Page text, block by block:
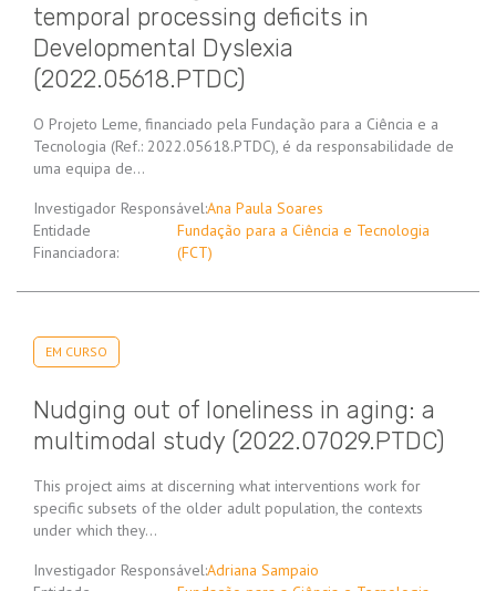
temporal processing deficits in
Developmental Dyslexia
(2022.05618.PTDC)
O Projeto Leme, financiado pela Fundação para a Ciência e a
Tecnologia (Ref.: 2022.05618.PTDC), é da responsabilidade de
uma equipa de…
Investigador Responsável:Ana Paula Soares
Entidade
Financiadora:
Fundação para a Ciência e Tecnologia
(FCT)
EM CURSO
Nudging out of loneliness in aging: a
multimodal study (2022.07029.PTDC)
This project aims at discerning what interventions work for
specific subsets of the older adult population, the contexts
under which they…
Investigador Responsável:Adriana Sampaio